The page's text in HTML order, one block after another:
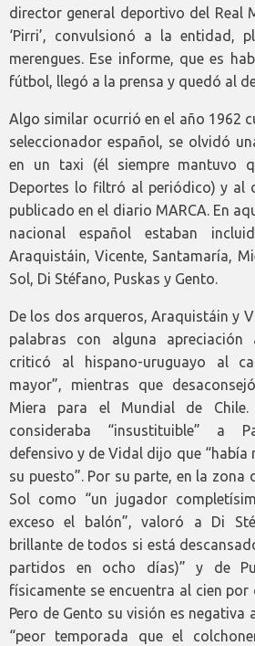
director general deportivo del Real
‘Pirri’, convulsionó a la entidad,
merengues. Ese informe, que es
fútbol, llegó a la prensa y quedó al
Algo similar ocurrió en el año 1962
seleccionador español, se olvidó
en un taxi (él siempre mantuvo
Deportes lo filtró al periódico) y al
publicado en el diario MARCA. En
nacional español estaban
Araquistáin, Vicente, Santamaría,
Sol, Di Stéfano, Puskas y Gento.
De los dos arqueros, Araquistáin y
palabras con alguna apreciación
criticó al hispano-uruguayo al
mayor”, mientras que
Miera para el Mundial de
consideraba “insustituible” a
defensivo y de Vidal dijo que “había
su puesto”. Por su parte, en la zona
Sol como “un jugador
exceso el balón”, valoró a Di
brillante de todos si está
partidos en ocho días)” y de
físicamente se encuentra al cien por
Pero de Gento su visión es negativa
“peor temporada que el